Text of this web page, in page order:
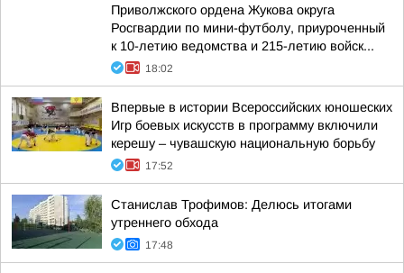
Приволжского ордена Жукова округа
Росгвардии по мини-футболу, приуроченный
к 10-летию ведомства и 215-летию войск...
18:02
Впервые в истории Всероссийских юношеских
Игр боевых искусств в программу включили
керешу – чувашскую национальную борьбу
17:52
Станислав Трофимов: Делюсь итогами
утреннего обхода
17:48